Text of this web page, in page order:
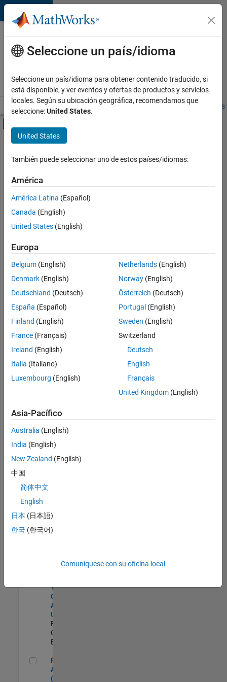
Saltar al contenido
Ofertas
de
empleo
MathWorks
Visión general Búsqueda de empleo Oficinas locales
Contenido principal
FILTRADO POR
Ordenar por
Guardar
empleos
seleccionados
No se
han
traducido
todos
los
empleos.
Busque
por
ubicación
todos
empleos
en su
zona.
Senior Sourcing & Procurement Technology Analyst
Technology
US-MA-Natick
Experimentado
Trade
Compliance
Analyst
US-MA-Natick
Finance and
Operations |
Experimentado
Financial Analyst (FP&A)
Financial
Analyst
(FP&A)
Seleccione un país/idioma
Seleccione un país/idioma para obtener contenido traducido, si
está disponible, y ver eventos y ofertas de productos y servicios
locales. Según su ubicación geográfica, recomendamos que
seleccione:United States.
United States
También puede seleccionar uno de estos países/idiomas:
América
América Latina (Español)
Canada (English)
United States (English)
Europa
Belgium (English)
Denmark (English)
Deutschland (Deutsch)
España (Español)
Finland (English)
France (Français)
Ireland (English)
Italia (Italiano)
Luxembourg (English)
Netherlands(English)
Norway(English)
Österreich (Deutsch)
Portugal (English)
Sweden (English)
Switzerland
Deutsch
English
Français
United Kingdom(English)
Asia-Pacífico
Australia (English)
India (English)
New Zealand (English)
中国
简体中文
English
日本 (日本語)
한국 (한국어)
Comuníquese con su oficina local